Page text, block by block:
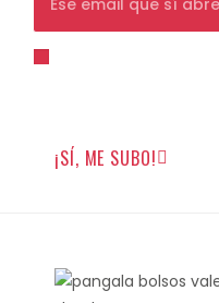
¡SÍ, ME SUBO!